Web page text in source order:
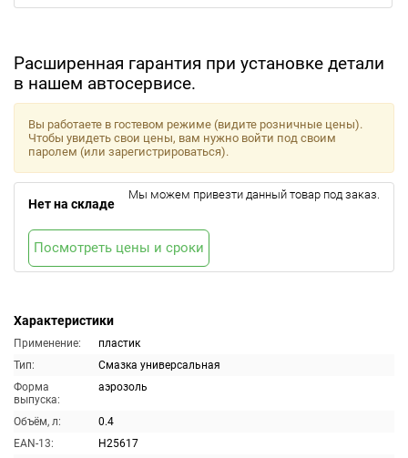
Расширенная гарантия при установке детали
в нашем автосервисе.
Характеристики
Применение:
пластик
Тип:
Смазка универсальная
Форма
выпуска:
аэрозоль
Объём, л:
0.4
EAN-13:
H25617
Вы работаете в гостевом режиме (видите розничные цены).
Чтобы увидеть свои цены, вам нужно войти под своим
паролем (или зарегистрироваться).
Нет на складе
Мы можем привезти данный товар под заказ.
Посмотреть цены и сроки